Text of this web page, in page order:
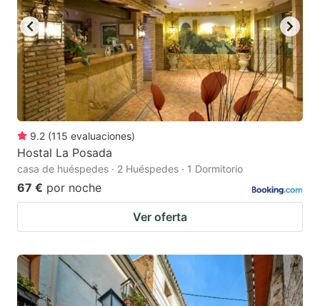
9.2 (115 evaluaciones)
Hostal La Posada
casa de huéspedes · 2 Huéspedes · 1 Dormitorio
67 € por noche
Ver oferta